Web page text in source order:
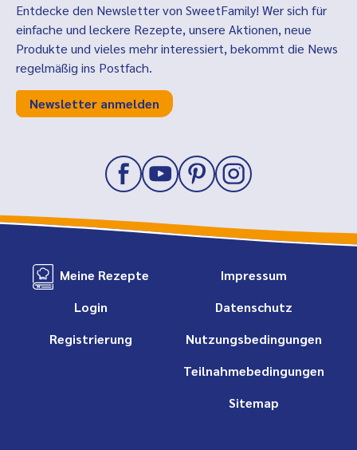
Entdecke den Newsletter von SweetFamily! Wer sich für
einfache und leckere Rezepte, unsere Aktionen, neue
Produkte und vieles mehr interessiert, bekommt die News
regelmäßig ins Postfach.
Newsletter anmelden
Meine Rezepte
Login
Registrierung
Impressum
Datenschutz
Nutzungsbedingungen
Teilnahmebedingungen
Sitemap